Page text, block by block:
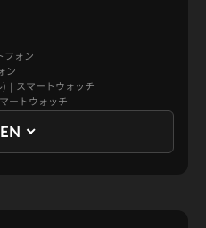
フォン
ン
｜スマートウォッチ
ートウォッチ